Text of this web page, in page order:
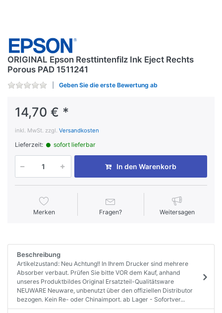
ORIGINAL Epson Resttintenfilz Ink Eject Rechts
Porous PAD 1511241
Geben Sie die erste Bewertung ab
14,70 € *
inkl. MwSt. zzgl. Versandkosten
Lieferzeit: sofort lieferbar
In den Warenkorb
Merken Fragen? Weitersagen
Beschreibung
Artikelzustand: Neu Achtung!! In Ihrem Drucker sind mehrere
Absorber verbaut. Prüfen Sie bitte VOR dem Kauf, anhand
unseres Produktbildes Original Ersatzteil-Qualitätsware
NEUWARE Neuware, unbenutzt über den offiziellen Distributor
bezogen. Kein Re- oder Chinaimport. ab Lager - Sofortver...